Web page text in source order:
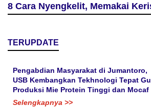
8 Cara Nyengkelit, Memakai
TERUPDATE
Pengabdian Masyarakat di Jumantoro,
USB Kembangkan Tekhnologi Tepat
Produksi Mie Protein Tinggi dan Mocaf
Selengkapnya >>